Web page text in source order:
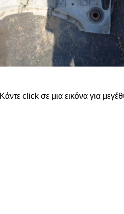
Κάντε click σε μια εικόνα για